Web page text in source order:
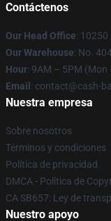
Contáctenos
Our Head Office: 10250
Our Warehouse: No.
Hour: 9AM – 5PM (Mon
Email : contact@cash-
Nuestra empresa
Sobre nosotros
Términos y condiciones
Política de privacidad
DMCA - Política de
CA SB657: Ley de
Nuestro apoyo